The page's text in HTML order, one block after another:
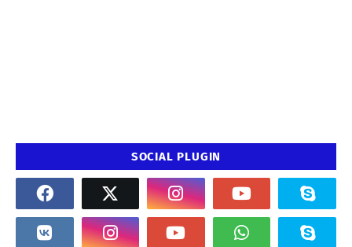
SOCIAL PLUGIN